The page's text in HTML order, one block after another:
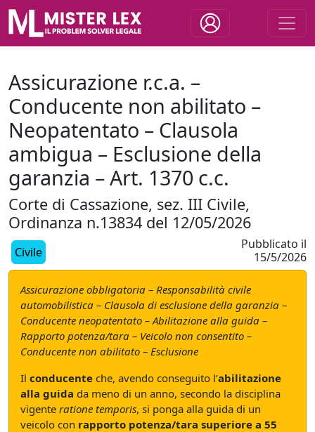
Assicurazione r.c.a. –
Conducente non abilitato –
Neopatentato – Clausola
ambigua – Esclusione della
garanzia – Art. 1370 c.c.
Corte di Cassazione, sez. III Civile,
Ordinanza n.13834 del 12/05/2026
Civile
Pubblicato il
15/5/2026
Assicurazione obbligatoria – Responsabilità civile
automobilistica – Clausola di esclusione della garanzia –
Conducente neopatentato – Abilitazione alla guida –
Rapporto potenza/tara – Veicolo non consentito –
Conducente non abilitato – Esclusione
Il conducente che, avendo conseguito l’abilitazione
alla guida da meno di un anno, secondo la disciplina
vigente ratione temporis, si ponga alla guida di un
veicolo con rapporto potenza/tara superiore a 55